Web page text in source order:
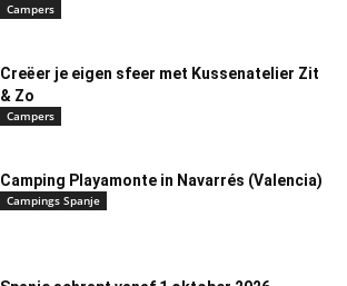
Campers
Creëer je eigen sfeer met Kussenatelier Zit
& Zo
Campers
Camping Playamonte in Navarrés (Valencia)
Campings Spanje